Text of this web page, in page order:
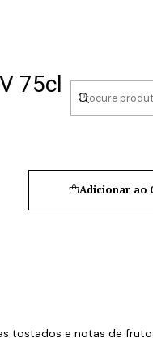
75cl
Adicionar ao
tostados e notas de